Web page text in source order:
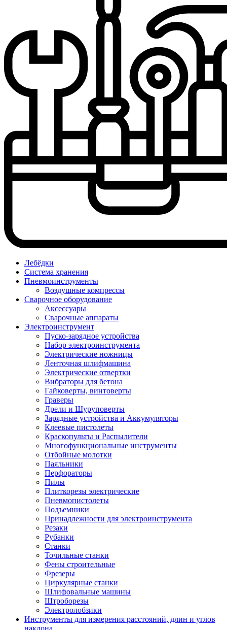
Лебёдки
Система хранения
Пневмоинструменты
Воздушные компрессы
Сварочное оборудование
Аксессуары
Сварочные аппараты
Электроинструмент
Пуско-зарядное устройства
Набор электроинструмента
Электрические ножницы
Ленточная шлифмашина
Электрические отвертки
Вибраторы для бетона
Гайковерты, винтоверты
Граверы
Дрели и Шуруповерты
Зарядные устройства и Аккумуляторы
Клеевые пистолеты
Краскопульты и Распылители
Многофункциональные инструменты
Отбойные молотки
Паяльники
Перфораторы
Пилы
Плиткорезы электрические
Пневмопистолеты
Подъемники
Принадлежности для электроинструмента
Резаки
Рубанки
Станки
Точильные станки
Фены строительные
Фрезеры
Циркулярные станки
Шлифовальные машины
Штроборезы
Электролобзики
Инструменты для измерения расстояний, длин и углов
наклона